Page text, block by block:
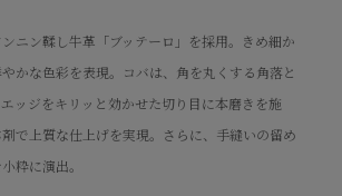
ニン鞣し牛革「ブッテーロ」を採用。きめ細か
かな色彩を表現。コバは、角を丸くする角落と
ッジをキリッと効かせた切り目に本磨きを施
で上質な仕上げを実現。さらに、手縫いの留め
粋に演出。
よる革の焼けが期待できるナチュラルカーフを
、自然なクラフト感を醸成。
）には、入念な研磨が施されたブラックカラー
バンドアダプターを採用。アップルウォッチの
る純正と同様のネジ留めで、緩みなどの調整は
可能。
ラックカラーの尾錠は、慣れ親しんでいる一般
。小穴に通した際、つく棒の緩みもなく、装着
。